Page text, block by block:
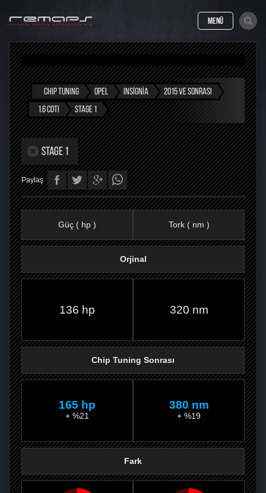
MENÜ
CHIP TUNING OPEL INSIGNIA
2015 VE SONRASI
1.6 CDTI
STAGE 1
STAGE 1
Paylaş
Güç ( hp ) Tork ( nm )
Orjinal
136 hp 320 nm
Chip Tuning Sonrası
165 hp
+ %21
380 nm
+ %19
Fark